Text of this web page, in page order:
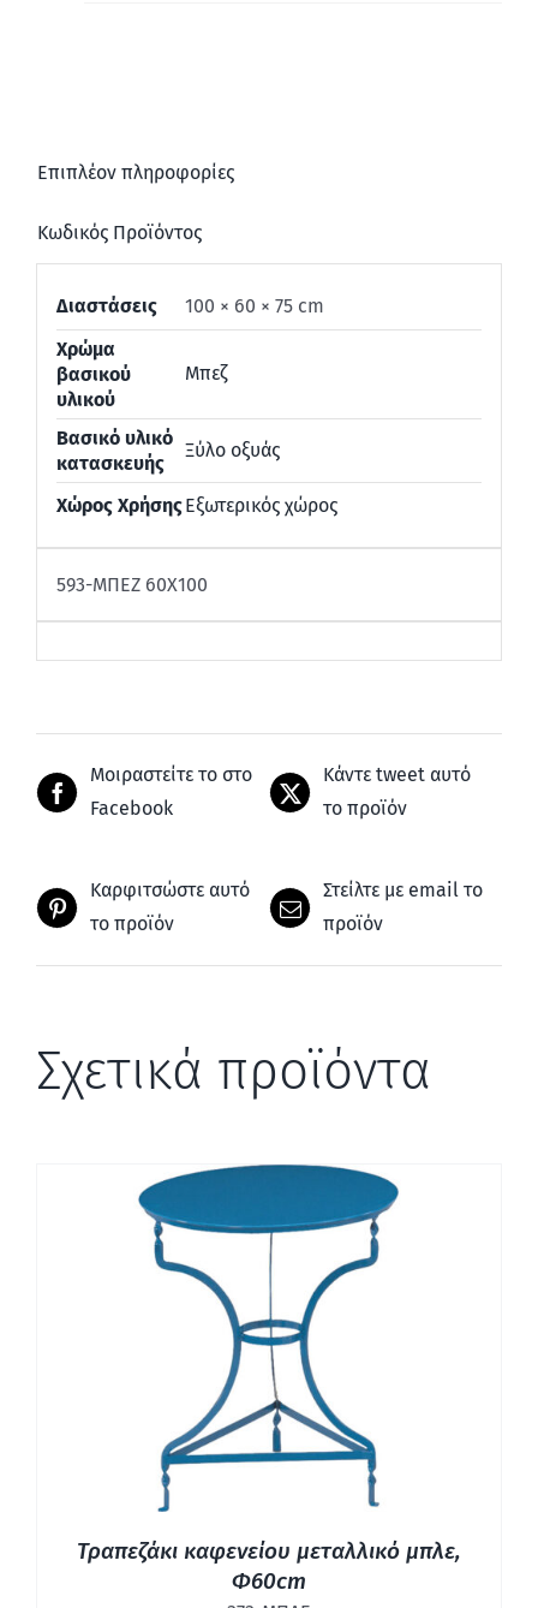
Επιπλέον πληροφορίες
Κωδικός Προϊόντος
Διαστάσεις
100 × 60 × 75 cm
Χρώμα
βασικού
υλικού
Μπεζ
Βασικό υλικό
κατασκευής
Ξύλο οξυάς
Χώρος ΧρήσηςΕξωτερικός χώρος
593-ΜΠΕΖ 60Χ100
Μοιραστείτε το στο
Facebook
Κάντε tweet αυτό
το προϊόν
Καρφιτσώστε αυτό
το προϊόν
Στείλτε με email το
προϊόν
Σχετικά προϊόντα
ΛΕΠΤΟΜΈΡΕΙΕΣ
Τραπεζάκι καφενείου μεταλλικό μπλε,
Φ60cm